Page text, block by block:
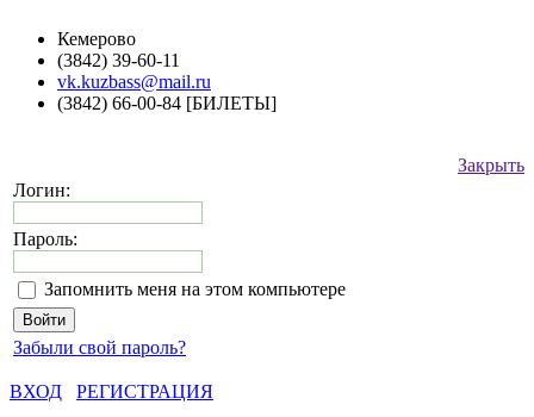
Кемерово
(3842) 39-60-11
vk.kuzbass@mail.ru
(3842) 66-00-84 [БИЛЕТЫ]
Закрыть
Логин:
Пароль:
Запомнить меня на этом компьютере
Забыли свой пароль?
ВХОД
РЕГИСТРАЦИЯ